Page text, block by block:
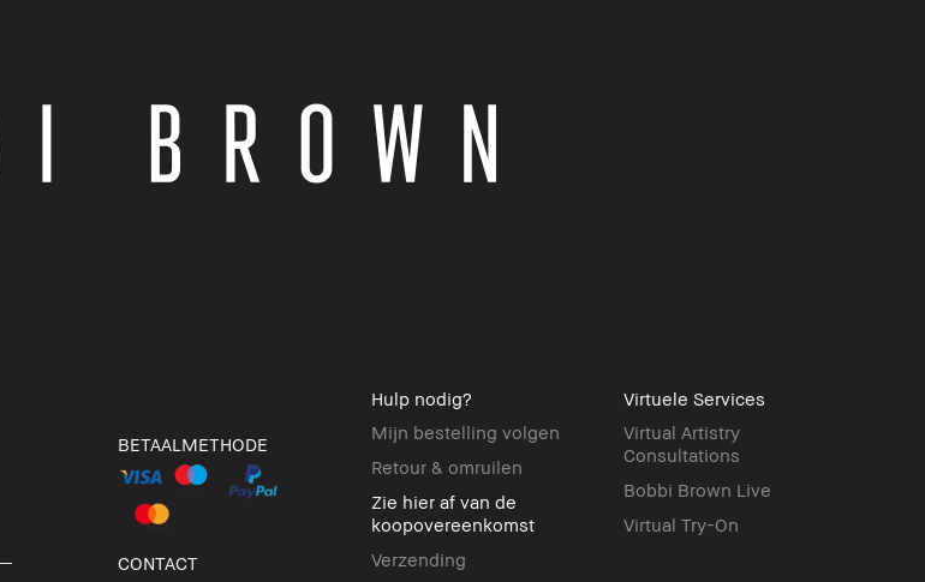
BETAALMETHODE
CONTACT
Hulp nodig?
Mijn bestelling volgen
Retour & omruilen
Zie hier af van de
koopovereenkomst
Verzending
Virtuele Services
Virtual Artistry
Consultations
Bobbi Brown Live
Virtual Try-On